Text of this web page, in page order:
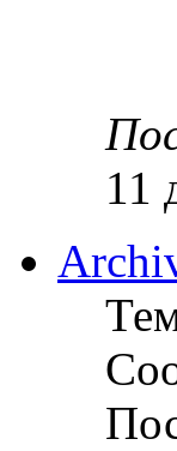
11